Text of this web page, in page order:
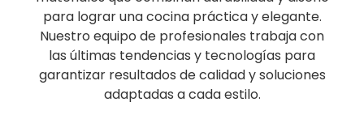
para lograr una cocina práctica y elegante.
Nuestro equipo de profesionales trabaja con
las últimas tendencias y tecnologías para
garantizar resultados de calidad y soluciones
adaptadas a cada estilo.